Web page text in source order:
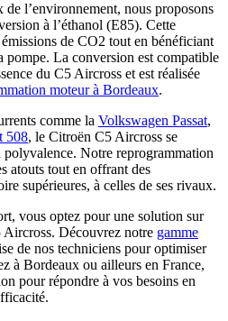
l’environnement, nous proposons
à l’éthanol (E85). Cette
de CO2 tout en bénéficiant
pompe. La conversion est compatible
du C5 Aircross et est réalisée
moteur à Bordeaux.
comme la Volkswagen Passat,
508, le Citroën C5 Aircross se
Notre reprogrammation
atouts tout en offrant des
supérieures, à celles de ses rivaux.
vous optez pour une solution sur
Découvrez notre gamme
de nos techniciens pour optimiser
à Bordeaux ou ailleurs en France,
pour répondre à vos besoins en